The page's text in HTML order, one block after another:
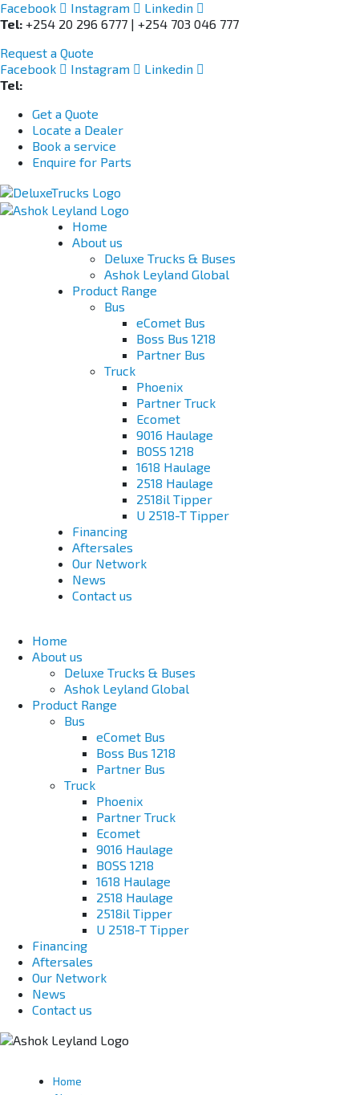
Facebook Instagram
Linkedin
Tel: +254 20 296 6777 | +254 703 046 777
Request a Quote
Facebook
Instagram
Linkedin
Tel:
Get a Quote
Locate a Dealer
Book a service
Enquire for Parts
Home
About us
Deluxe Trucks & Buses
Ashok Leyland Global
Product Range
Bus
eComet Bus
Boss Bus 1218
Partner Bus
Truck
Phoenix
Partner Truck
Ecomet
9016 Haulage
BOSS 1218
1618 Haulage
2518 Haulage
2518il Tipper
U 2518-T Tipper
Financing
Aftersales
Our Network
News
Contact us
Home
About us
Deluxe Trucks & Buses
Ashok Leyland Global
Product Range
Bus
eComet Bus
Boss Bus 1218
Partner Bus
Truck
Phoenix
Partner Truck
Ecomet
9016 Haulage
BOSS 1218
1618 Haulage
2518 Haulage
2518il Tipper
U 2518-T Tipper
Financing
Aftersales
Our Network
News
Contact us
Home